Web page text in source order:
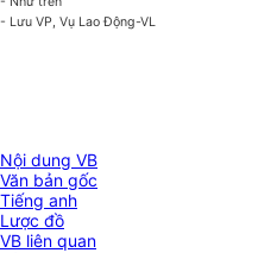
- Lưu VP, Vụ Lao Động-VL
Nội dung VB
Văn bản gốc
Tiếng anh
Lược đồ
VB liên quan